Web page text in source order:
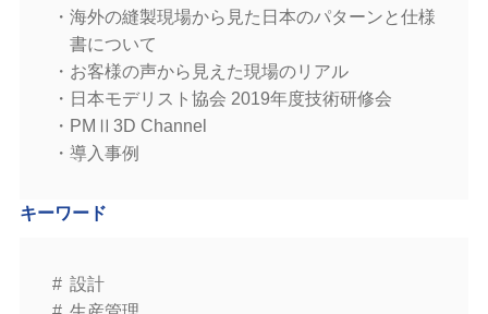
海外の縫製現場から見た日本のパターンと仕様
書について
お客様の声から見えた現場のリアル
日本モデリスト協会 2019年度技術研修会
PMⅡ3D Channel
導入事例
キーワード
設計